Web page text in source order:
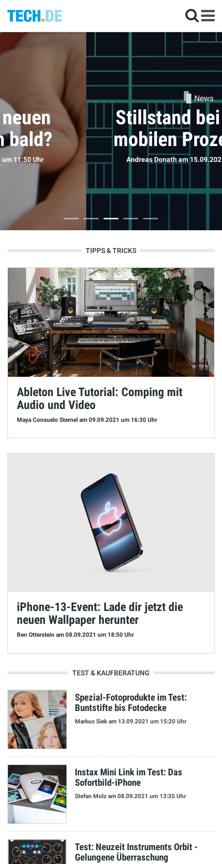
News
Stillstand bei Apples
mobilen Prozessoren
Andreas Donath am 15.09.2021um 22:35 Uhr
TIPPS & TRICKS
Ableton Live Tutorial: Comping mit
Audio und Video
Maya Consuelo Sternel am 09.09.2021 um 16:30 Uhr
iPhone-13-Event: Lade dir jetzt die
neuen Wallpaper herunter
Ben Otterstein am 08.09.2021 um 18:50 Uhr
TEST & KAUFBERATUNG
Spezial-Fotoprodukte im Test:
Buntstifte bis Fotodecke
Markus Siek am 13.09.2021 um 15:20 Uhr
Instax Mini Link im Test: Das
Sofortbild-iPhone
Stefan Molz am 08.09.2021 um 13:35 Uhr
Test: Neuzeit Instruments Orbit -
Gelungene Überraschung